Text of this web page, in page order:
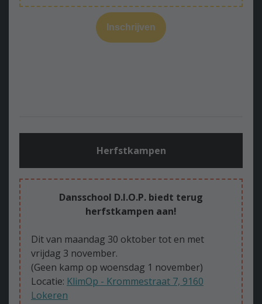
Inschrijven
Herfstkampen
Dansschool D.I.O.P. biedt terug
herfstkampen aan!
Dit van maandag 30 oktober tot en met
vrijdag 3 november.
(Geen kamp op woensdag 1 november)
Locatie: KlimOp - Krommestraat 7, 9160
Lokeren